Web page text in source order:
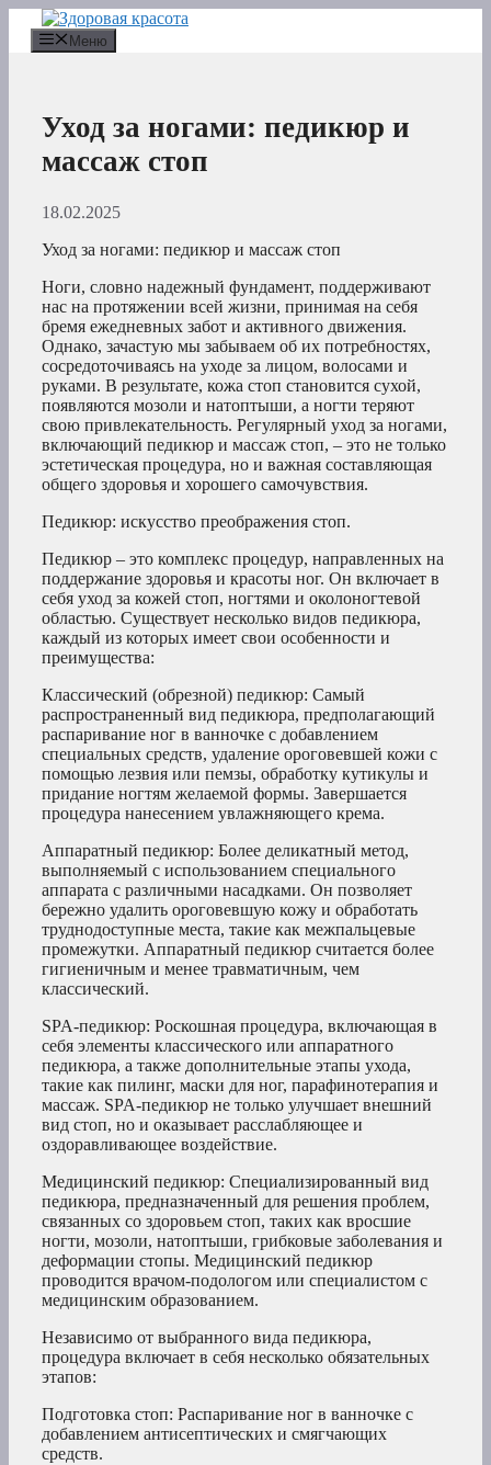
Перейти
содержимому
Меню
Уход за ногами: педикюр и
массаж стоп
18.02.2025
Уход за ногами: педикюр и массаж стоп
Ноги, словно надежный фундамент, поддерживают
нас на протяжении всей жизни, принимая на себя
бремя ежедневных забот и активного движения.
Однако, зачастую мы забываем об их потребностях,
сосредоточиваясь на уходе за лицом, волосами и
руками. В результате, кожа стоп становится сухой,
появляются мозоли и натоптыши, а ногти теряют
свою привлекательность. Регулярный уход за ногами,
включающий педикюр и массаж стоп, – это не только
эстетическая процедура, но и важная составляющая
общего здоровья и хорошего самочувствия.
Педикюр: искусство преображения стоп.
Педикюр – это комплекс процедур, направленных на
поддержание здоровья и красоты ног. Он включает в
себя уход за кожей стоп, ногтями и околоногтевой
областью. Существует несколько видов педикюра,
каждый из которых имеет свои особенности и
преимущества:
Классический (обрезной) педикюр: Самый
распространенный вид педикюра, предполагающий
распаривание ног в ванночке с добавлением
специальных средств, удаление ороговевшей кожи с
помощью лезвия или пемзы, обработку кутикулы и
придание ногтям желаемой формы. Завершается
процедура нанесением увлажняющего крема.
Аппаратный педикюр: Более деликатный метод,
выполняемый с использованием специального
аппарата с различными насадками. Он позволяет
бережно удалить ороговевшую кожу и обработать
труднодоступные места, такие как межпальцевые
промежутки. Аппаратный педикюр считается более
гигиеничным и менее травматичным, чем
классический.
SPA-педикюр: Роскошная процедура, включающая в
себя элементы классического или аппаратного
педикюра, а также дополнительные этапы ухода,
такие как пилинг, маски для ног, парафинотерапия и
массаж. SPA-педикюр не только улучшает внешний
вид стоп, но и оказывает расслабляющее и
оздоравливающее воздействие.
Медицинский педикюр: Специализированный вид
педикюра, предназначенный для решения проблем,
связанных со здоровьем стоп, таких как вросшие
ногти, мозоли, натоптыши, грибковые заболевания и
деформации стопы. Медицинский педикюр
проводится врачом-подологом или специалистом с
медицинским образованием.
Независимо от выбранного вида педикюра,
процедура включает в себя несколько обязательных
этапов:
Подготовка стоп: Распаривание ног в ванночке с
добавлением антисептических и смягчающих
средств.